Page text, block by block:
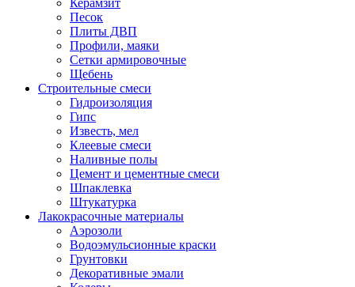
Керамзит
Песок
Плиты ДВП
Профили, маяки
Сетки армировочные
Щебень
Строительные смеси
Гидроизоляция
Гипс
Известь, мел
Клеевые смеси
Наливные полы
Цемент и цементные смеси
Шпаклевка
Штукатурка
Лакокрасочные материалы
Аэрозоли
Водоэмульсионные краски
Грунтовки
Декоративные эмали